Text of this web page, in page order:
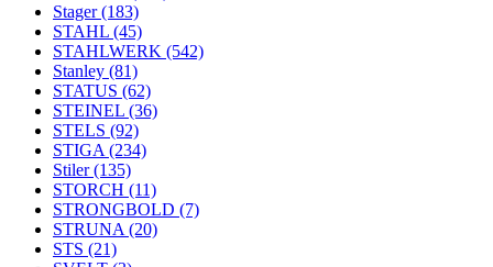
Stager(183)
STAHL (45)
STAHLWERK (542)
Stanley (81)
STATUS (62)
STEINEL (36)
STELS (92)
STIGA (234)
Stiler(135)
STORCH (11)
STRONGBOLD (7)
STRUNA (20)
STS (21)